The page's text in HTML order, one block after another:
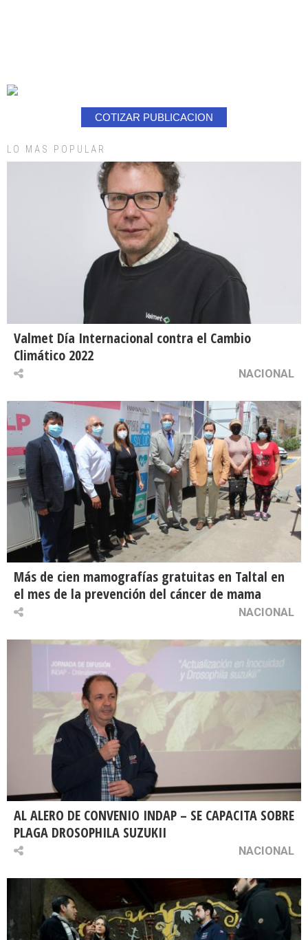
COTIZAR PUBLICACION
LO MAS POPULAR
Valmet Día Internacional contra el Cambio
Climático 2022
NACIONAL
Más de cien mamografías gratuitas en Taltal en
el mes de la prevención del cáncer de mama
NACIONAL
AL ALERO DE CONVENIO INDAP – SE CAPACITA SOBRE
PLAGA DROSOPHILA SUZUKII
NACIONAL